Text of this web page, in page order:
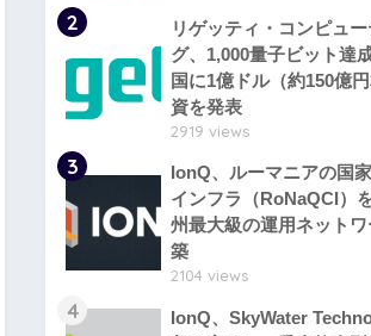
2
リゲッティ・コンピュ
グ、1,000量子ビット達
国に1億ドル（約150億
資を発表
2919 views
3
IonQ、ルーマニアの国
インフラ（RoNaQCI）
州最大級の運用ネット
築
2104 views
4
IonQ、SkyWater